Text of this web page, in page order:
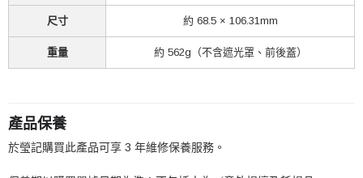
尺寸 約 68.5 × 106.31mm
重量 約 562g（不含遮光罩、前後蓋）
產品保養
於瑩記購買此產品可享 3 年維修保養服務。